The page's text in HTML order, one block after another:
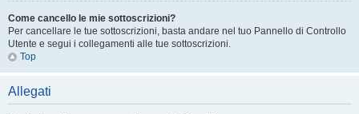
Come cancello le mie sottoscrizioni?
Per cancellare le tue sottoscrizioni, basta andare nel tuo Pannello di Controllo
Utente e segui i collegamenti alle tue sottoscrizioni.
Top
Allegati